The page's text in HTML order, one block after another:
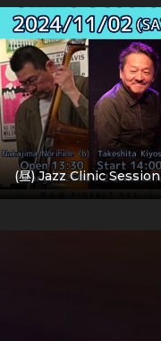
(昼) Jazz Clinic Session